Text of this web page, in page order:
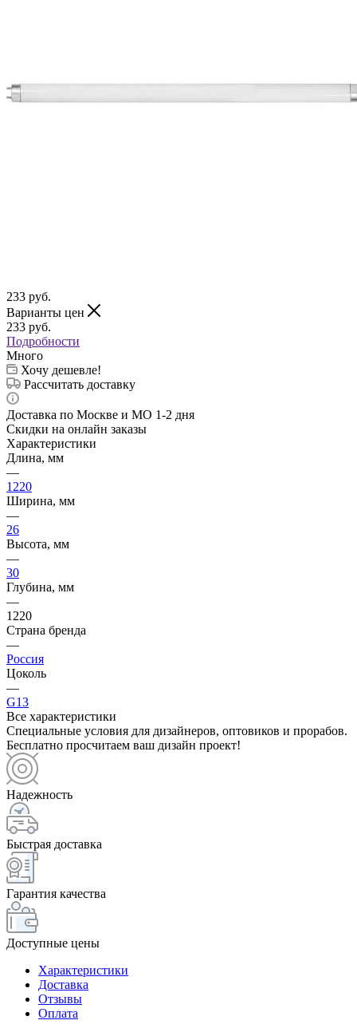
233 руб.
Варианты цен
233 руб.
Подробности
Много
Хочу дешевле!
Рассчитать доставку
Доставка по Москве и МО 1-2 дня
Скидки на онлайн заказы
Характеристики
Длина, мм
—
1220
Ширина, мм
—
26
Высота, мм
—
30
Глубина, мм
—
1220
Страна бренда
—
Россия
Цоколь
—
G13
Все характеристики
Специальные условия для дизайнеров, оптовиков и прорабов.
Бесплатно просчитаем ваш дизайн проект!
Надежность
Быстрая доставка
Гарантия качества
Доступные цены
Характеристики
Доставка
Отзывы
Оплата